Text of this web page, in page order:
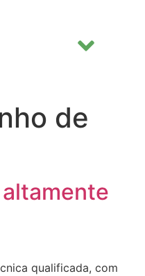
de
qualificada, com